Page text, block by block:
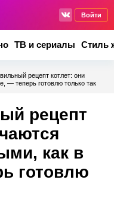
Войти
ТВ и сериалы Стиль
рецепт котлет: они
— теперь готовлю только так
рецепт
как в
готовлю